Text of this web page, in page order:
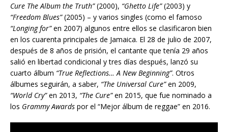
Cure The Album the Truth”(2000), “Ghetto Life”(2003) y
“Freedom Blues”(2005) – y varios singles (como el famoso
“Longing for”en 2007) algunos entre ellos se clasificaron bien
en los cuarenta principales de Jamaica. El 28 de julio de 2007,
después de 8 años de prisión, el cantante que tenía 29 años
salió en libertad condicional y tres días después, lanzó su
cuarto álbum “True Reflections… A New Beginning”. Otros
álbumes seguirán, a saber, “The Universal Cure”en 2009,
“World Cry”en 2013, “The Cure”en 2015, que fue nominado a
los Grammy Awards por el “Mejor álbum de reggae” en 2016.